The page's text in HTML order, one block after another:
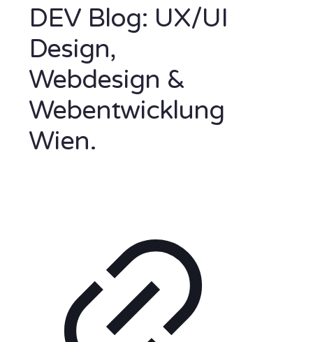
DEV Blog: UX/UI
Design,
Webdesign &
Webentwicklung
Wien.